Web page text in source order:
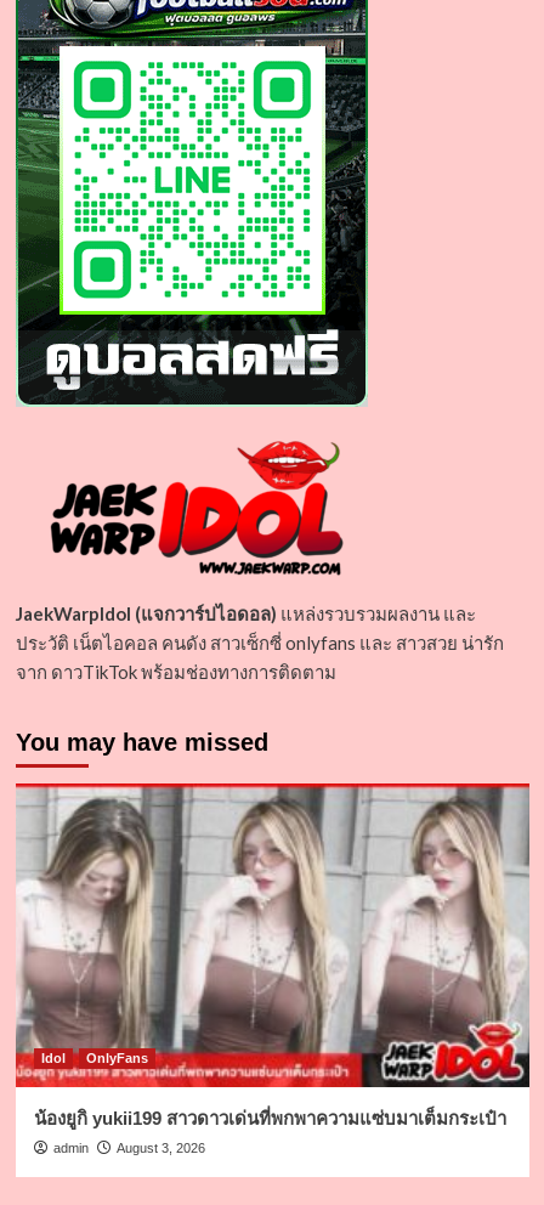
JaekWarpIdol (แจกวาร์ปไอดอล) แหล่งรวบรวมผลงาน และ
ประวัติ เน็ตไอคอล คนดัง สาวเซ็กซี่ onlyfans และ สาวสวย น่ารัก
จาก ดาวTikTok พร้อมช่องทางการติดตาม
You may have missed
Idol OnlyFans
น้องยูกิ yukii199 สาวดาวเด่นที่พกพาความแซ่บมาเต็มกระเป๋า
admin August 3, 2026